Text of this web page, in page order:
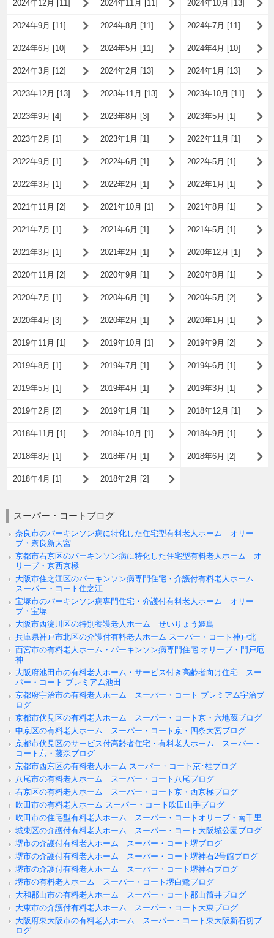
2024年12月 [11] 2024年11月 [11] 2024年10月 [13]
2024年9月 [11] 2024年8月 [11] 2024年7月 [11]
2024年6月 [10] 2024年5月 [11] 2024年4月 [10]
2024年3月 [12] 2024年2月 [13] 2024年1月 [13]
2023年12月 [13] 2023年11月 [13] 2023年10月 [11]
2023年9月 [4] 2023年8月 [3] 2023年5月 [1]
2023年2月 [1] 2023年1月 [1] 2022年11月 [1]
2022年9月 [1] 2022年6月 [1] 2022年5月 [1]
2022年3月 [1] 2022年2月 [1] 2022年1月 [1]
2021年11月 [2] 2021年10月 [1] 2021年8月 [1]
2021年7月 [1] 2021年6月 [1] 2021年5月 [1]
2021年3月 [1] 2021年2月 [1] 2020年12月 [1]
2020年11月 [2] 2020年9月 [1] 2020年8月 [1]
2020年7月 [1] 2020年6月 [1] 2020年5月 [2]
2020年4月 [3] 2020年2月 [1] 2020年1月 [1]
2019年11月 [1] 2019年10月 [1] 2019年9月 [2]
2019年8月 [1] 2019年7月 [1] 2019年6月 [1]
2019年5月 [1] 2019年4月 [1] 2019年3月 [1]
2019年2月 [2] 2019年1月 [1] 2018年12月 [1]
2018年11月 [1] 2018年10月 [1] 2018年9月 [1]
2018年8月 [1] 2018年7月 [1] 2018年6月 [2]
2018年4月 [1] 2018年2月 [2]
スーパー・コートブログ
奈良市のパーキンソン病に特化した住宅型有料老人ホーム オリー
ブ・奈良新大宮
京都市右京区のパーキンソン病に特化した住宅型有料老人ホーム オ
リーブ・京西京極
大阪市住之江区のパーキンソン病専門住宅・介護付有料老人ホーム
スーパー・コート住之江
宝塚市のパーキンソン病専門住宅・介護付有料老人ホーム オリー
ブ・宝塚
大阪市西淀川区の特別養護老人ホーム せいりょう姫島
兵庫県神戸市北区の介護付有料老人ホーム スーパー・コート神戸北
西宮市の有料老人ホーム・パーキンソン病専門住宅 オリーブ・門戸厄
神
大阪府池田市の有料老人ホーム・サービス付き高齢者向け住宅 スー
パー・コート プレミアム池田
京都府宇治市の有料老人ホーム スーパー・コート プレミアム宇治ブ
ログ
京都市伏見区の有料老人ホーム スーパー・コート京・六地蔵ブログ
中京区の有料老人ホーム スーパー・コート京・四条大宮ブログ
京都市伏見区のサービス付高齢者住宅・有料老人ホーム スーパー・
コート京・藤森ブログ
京都市西京区の有料老人ホーム スーパー・コート京･桂ブログ
八尾市の有料老人ホーム スーパー・コート八尾ブログ
右京区の有料老人ホーム スーパー・コート京・西京極ブログ
吹田市の有料老人ホーム スーパー・コート吹田山手ブログ
吹田市の住宅型有料老人ホーム スーパー・コートオリーブ・南千里
城東区の介護付有料老人ホーム スーパー・コート大阪城公園ブログ
堺市の介護付有料老人ホーム スーパー・コート堺ブログ
堺市の介護付有料老人ホーム スーパー・コート堺神石2号館ブログ
堺市の介護付有料老人ホーム スーパー・コート堺神石ブログ
堺市の有料老人ホーム スーパー・コート堺白鷺ブログ
大和郡山市の有料老人ホーム スーパー・コート郡山筒井ブログ
大東市の介護付有料老人ホーム スーパー・コート大東ブログ
大阪府東大阪市の有料老人ホーム スーパー・コート東大阪新石切ブ
ログ